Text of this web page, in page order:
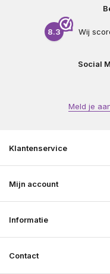
8.3 Wij
Social
Meld je
Klantenservice
Mijn account
Informatie
Contact